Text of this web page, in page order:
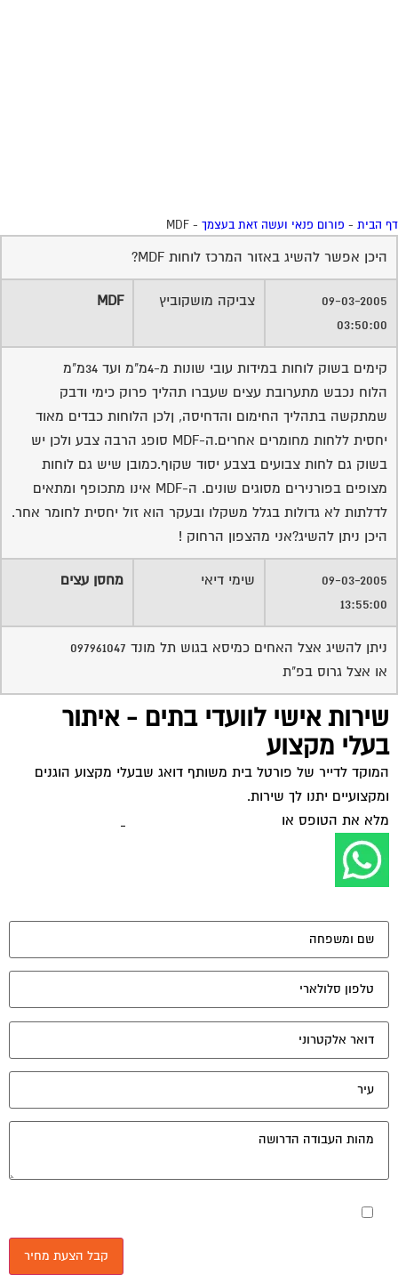
הבית- פורום פנאי ועשה זאת בעצמך-
MDF
היכן אפשר להשיג באזור המרכז לוחות MDF?
09-03-2005
03:50:00
צביקה מושקוביץ MDF
קימים בשוק לוחות במידות עובי שונות מ-4מ"מ ועד 34מ"מ
הלוח נכבש מתערובת עצים שעברו תהליך פרוק כימי ודבק
שמתקשה בתהליך החימום והדחיסה, ןלכן הלוחות כבדים מאוד
יחסית ללחות מחומרים אחרים.ה-MDF סופג הרבה צבע ולכן יש
בשוק גם לחות צבועים בצבע יסוד שקוף.כמובן שיש גם לוחות
מצופים בפורנירים מסוגים שונים. ה-MDF אינו מתכופף ומתאים
לדלתות לא גדולות בגלל משקלו ובעקר הוא זול יחסית לחומר אחר.
היכן ניתן להשיג?אני מהצפון הרחוק !
09-03-2005
13:55:00
שימי דיאי מחסן עצים
ניתן להשיג אצל האחים כמיסא בגוש תל מונד 097961047
או אצל גרוס בפ"ת
שירות אישי לוועדי בתים - איתור
בעלי מקצוע
המוקד לדייר של פורטל בית משותף דואג שבעלי מקצוע הוגנים
ומקצועיים יתנו לך שירות.
מלא את הטופס אולחץ לשליחת הודעת ווצאפ
מאשר את תנאי הפרטיות